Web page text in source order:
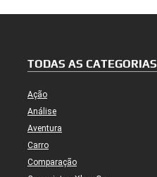
TODAS AS CATEGORIAS
Ação
Análise
Aventura
Carro
Comparação